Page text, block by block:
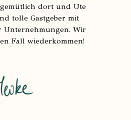
dort und Ute
tolle Gastgeber mit
Unternehmungen. Wir
Fall wiederkommen!